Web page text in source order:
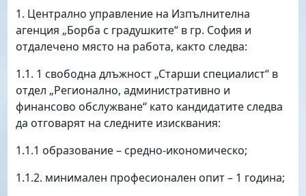
1. Централно управление на Изпълнителна
агенция „Борба с градушките“ в гр. София и
отдалечено място на работа, както следва:
1.1. 1 свободна длъжност „Старши специалист“ в
отдел „Регионално, административно и
финансово обслужване“ като кандидатите следва
да отговарят на следните изисквания:
1.1.1 образование – средно-икономическо;
1.1.2. минимален професионален опит – 1 година;